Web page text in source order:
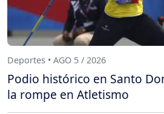
Deportes • AGO 5 / 2026
Podio histórico en Santo
la rompe en Atletismo